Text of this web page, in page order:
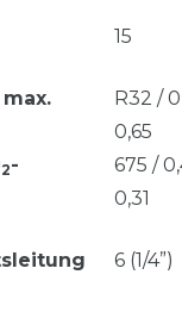
15
2-
R32 /
0,65
675 /
0,31
6 (1/4”)